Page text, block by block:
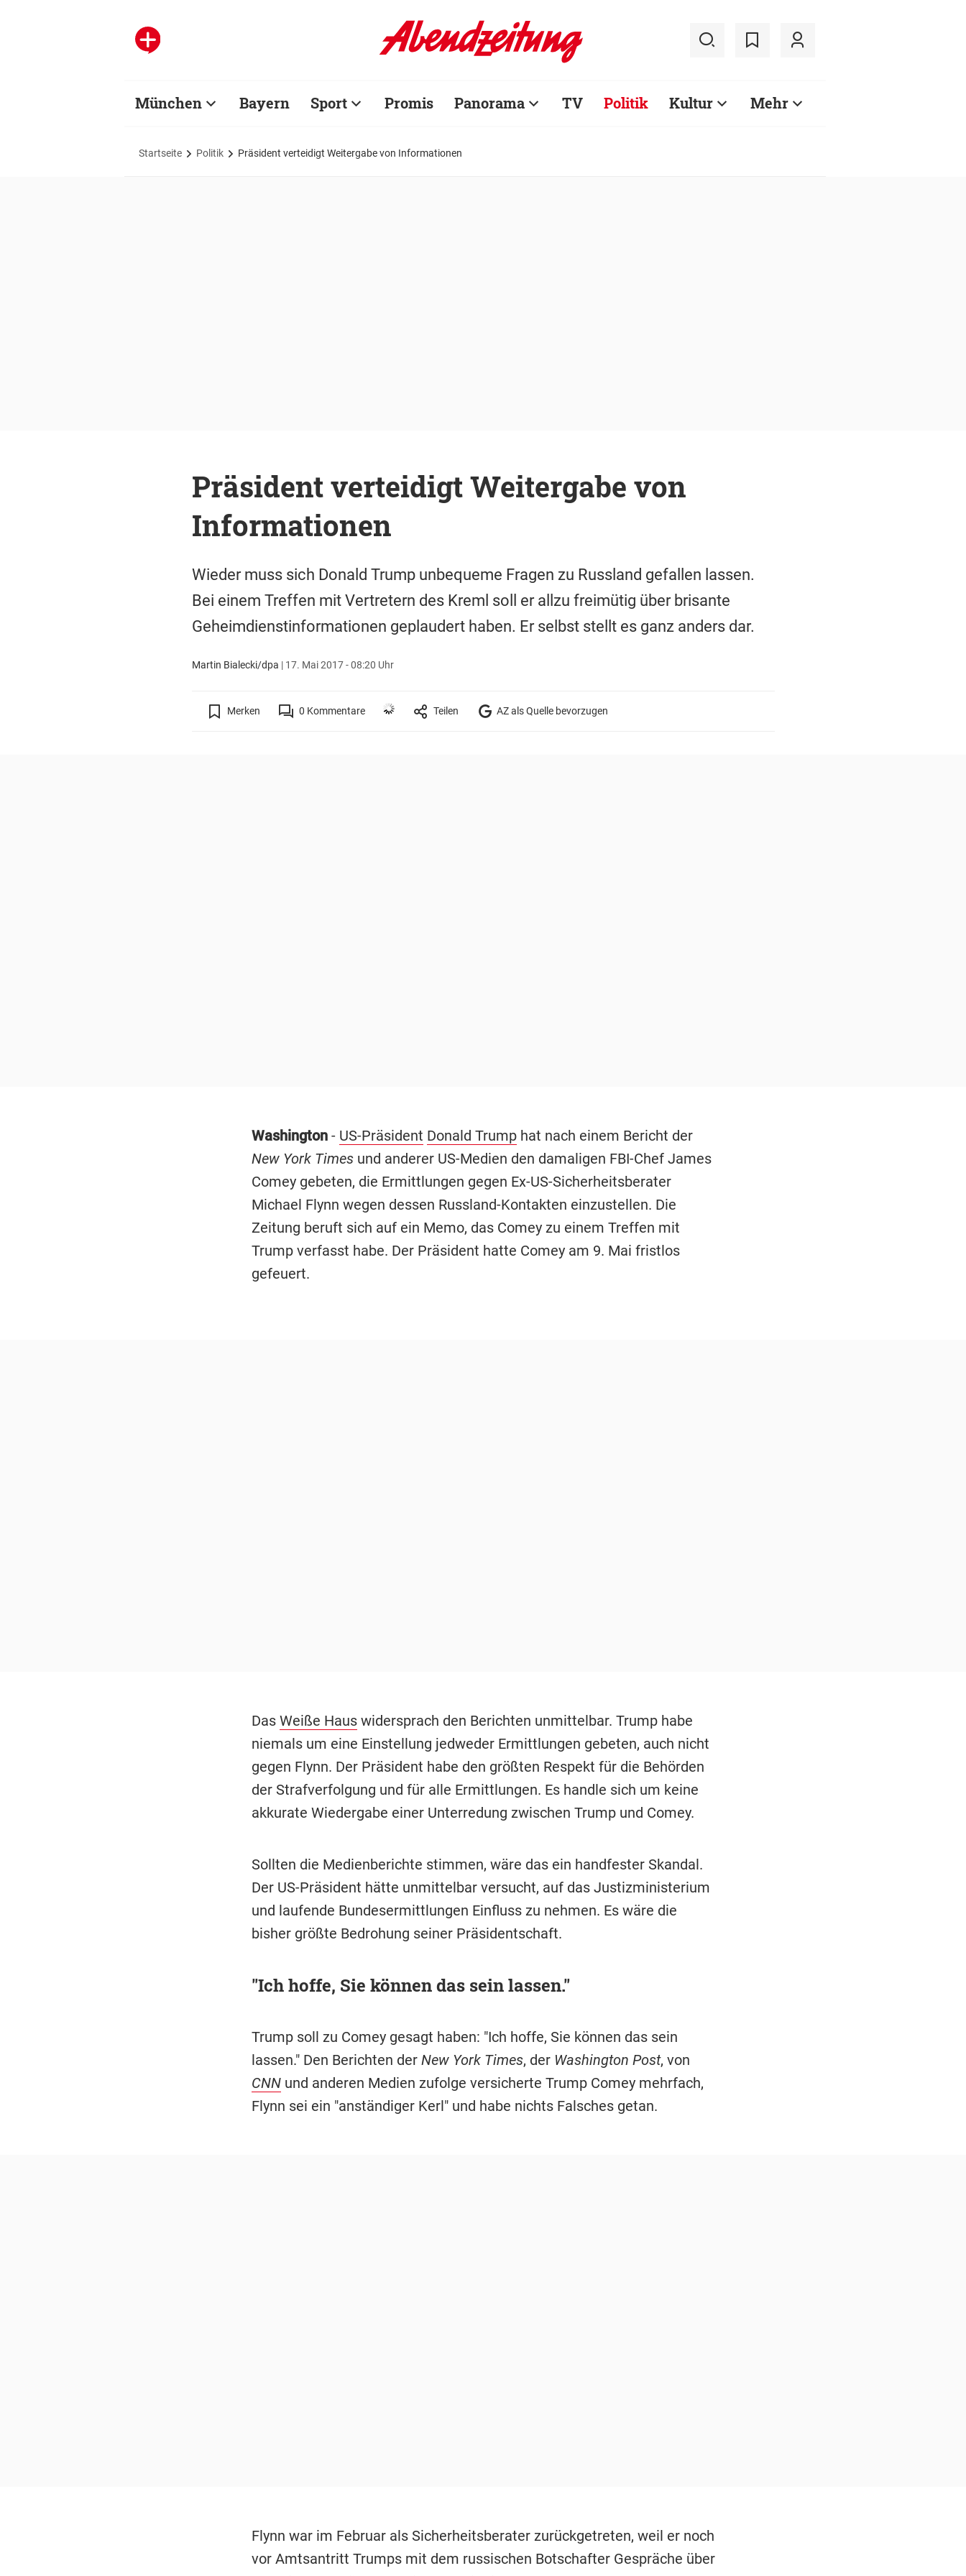
München Bayern Sport Promis Panorama TV Politik Kultur Mehr
Startseite Politik Präsident verteidigt Weitergabe von Informationen
Präsident verteidigt Weitergabe von
Informationen
Wieder muss sich Donald Trump unbequeme Fragen zu Russland gefallen lassen.
Bei einem Treffen mit Vertretern des Kreml soll er allzu freimütig über brisante
Geheimdienstinformationen geplaudert haben. Er selbst stellt es ganz anders dar.
Martin Bialecki/dpa | 17. Mai 2017 - 08:20 Uhr
Merken 0 Kommentare Teilen AZ als Quelle bevorzugen
Washington - US-Präsident Donald Trumphat nach einem Bericht der
New York Timesund anderer US-Medien den damaligen FBI-Chef James
Comey gebeten, die Ermittlungen gegen Ex-US-Sicherheitsberater
Michael Flynn wegen dessen Russland-Kontakten einzustellen. Die
Zeitung beruft sich auf ein Memo, das Comey zu einem Treffen mit
Trump verfasst habe. Der Präsident hatte Comey am 9. Mai fristlos
gefeuert.
Das Weiße Hauswidersprach den Berichten unmittelbar. Trump habe
niemals um eine Einstellung jedweder Ermittlungen gebeten, auch nicht
gegen Flynn. Der Präsident habe den größten Respekt für die Behörden
der Strafverfolgung und für alle Ermittlungen. Es handle sich um keine
akkurate Wiedergabe einer Unterredung zwischen Trump und Comey.
Sollten die Medienberichte stimmen, wäre das ein handfester Skandal.
Der US-Präsident hätte unmittelbar versucht, auf das Justizministerium
und laufende Bundesermittlungen Einfluss zu nehmen. Es wäre die
bisher größte Bedrohung seiner Präsidentschaft.
"Ich hoffe, Sie können das sein lassen."
Trump soll zu Comey gesagt haben: "Ich hoffe, Sie können das sein
lassen." Den Berichten der New York Times, der Washington Post, von
CNN und anderen Medien zufolge versicherte Trump Comey mehrfach,
Flynn sei ein "anständiger Kerl" und habe nichts Falsches getan.
Flynn war im Februar als Sicherheitsberater zurückgetreten, weil er noch
vor Amtsantritt Trumps mit dem russischen Botschafter Gespräche über